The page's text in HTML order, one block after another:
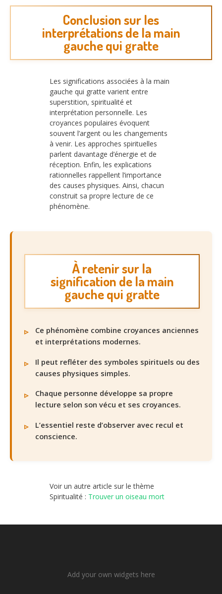
Conclusion sur les
interprétations de la main
gauche qui gratte
Les significations associées à la main
gauche qui gratte varient entre
superstition, spiritualité et
interprétation personnelle. Les
croyances populaires évoquent
souvent l’argent ou les changements
à venir. Les approches spirituelles
parlent davantage d’énergie et de
réception. Enfin, les explications
rationnelles rappellent l’importance
des causes physiques. Ainsi, chacun
construit sa propre lecture de ce
phénomène.
À retenir sur la
signification de la main
gauche qui gratte
Ce phénomène combine croyances anciennes
et interprétations modernes.
Il peut refléter des symboles spirituels ou des
causes physiques simples.
Chaque personne développe sa propre
lecture selon son vécu et ses croyances.
L’essentiel reste d’observer avec recul et
conscience.
Voir un autre article sur le thème
Spiritualité : Trouver un oiseau mort
Add your own widgets here